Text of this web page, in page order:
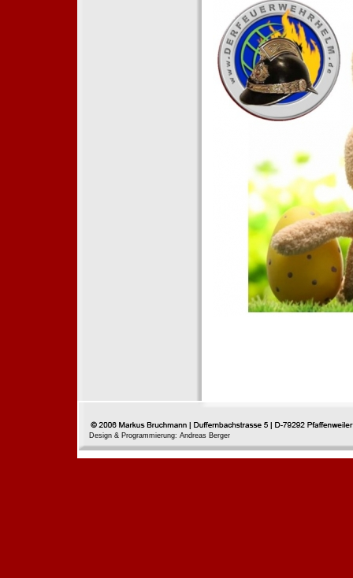
Design & Programmierung: Andreas Berger